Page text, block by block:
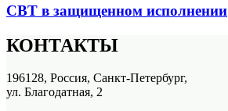
СВТ в защищенном исполнении
КОНТАКТЫ
196128, Россия, Санкт-Петербург,
ул. Благодатная, 2